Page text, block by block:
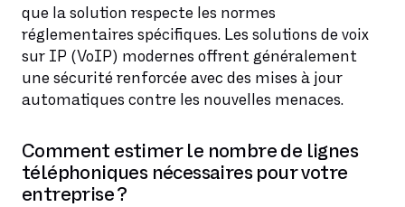
que la solution respecte les normes
réglementaires spécifiques. Les solutions de voix
sur IP (VoIP) modernes offrent généralement
une sécurité renforcée avec des mises à jour
automatiques contre les nouvelles menaces.
Comment estimer le nombre de lignes
téléphoniques nécessaires pour votre
entreprise ?